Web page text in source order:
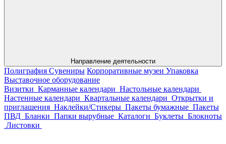
Направление деятельности
Полиграфия Сувениры Корпоративные музеи Упаковка
Выставочное оборудование
Визитки Карманные календари Настольные календари
Настенные календари Квартальные календари Открытки и
приглашения Наклейки/Стикеры Пакеты бумажные Пакеты
ПВД Бланки Папки вырубные Каталоги Буклеты Блокноты
Листовки